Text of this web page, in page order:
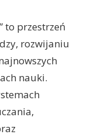
to przestrzeń
rozwijaniu
nauki.